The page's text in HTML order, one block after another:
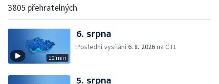
3805 přehratelných
10 min
6. srpna
Poslední vysílání6. 8. 2026 na ČT1
5. srpna